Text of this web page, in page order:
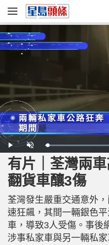
P
l
a
y
U
n
m
u
e
L
o
a
d
e
1
8
%
有片｜荃灣兩
翻貨車釀3傷
荃灣發生嚴重交通意外
速狂飆，其間一輛銀色
車，導致3人受傷。事後
涉事私家車與另一輛私